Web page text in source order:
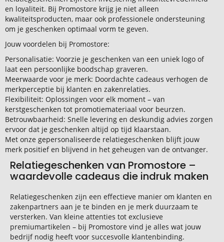
en loyaliteit. Bij Promostore krijg je niet alleen
kwaliteitsproducten, maar ook professionele ondersteuning
om je geschenken optimaal vorm te geven.
Jouw voordelen bij Promostore:
Personalisatie: Voorzie je geschenken van een uniek logo of
laat een persoonlijke boodschap graveren.
Meerwaarde voor je merk: Doordachte cadeaus verhogen de
merkperceptie bij klanten en zakenrelaties.
Flexibiliteit: Oplossingen voor elk moment – van
kerstgeschenken tot promotiemateriaal voor beurzen.
Betrouwbaarheid: Snelle levering en deskundig advies zorgen
ervoor dat je geschenken altijd op tijd klaarstaan.
Met onze gepersonaliseerde relatiegeschenken blijft jouw
merk positief en blijvend in het geheugen van de ontvanger.
Relatiegeschenken van Promostore –
waardevolle cadeaus die indruk maken
Relatiegeschenken zijn een effectieve manier om klanten en
zakenpartners aan je te binden en je merk duurzaam te
versterken. Van kleine attenties tot exclusieve
premiumartikelen – bij Promostore vind je alles wat jouw
bedrijf nodig heeft voor succesvolle klantenbinding.